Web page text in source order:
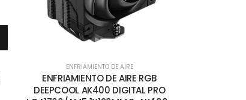
ENFRIAMIENTO DE AIRE
ENFRIAMIENTO DE AIRE RGB
DEEPCOOL AK400 DIGITAL PRO